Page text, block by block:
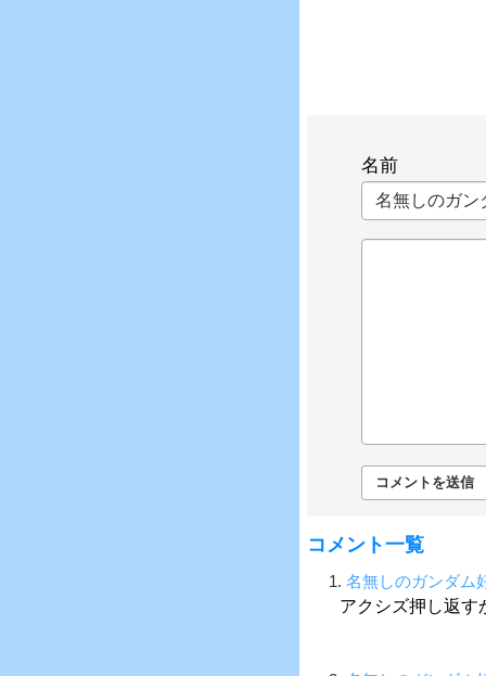
名前
コメント一覧
1. 名無しのガンダム
アクシズ押し返す